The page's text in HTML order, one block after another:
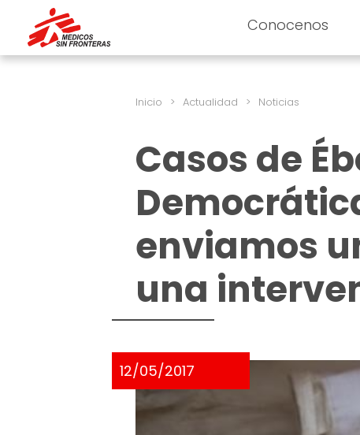
Conocenos
Inicio > Actualidad > Noticias
Casos de
enviamos
una
12/05/2017